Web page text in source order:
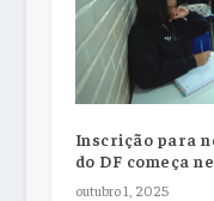
Inscrição para
do DF começa
outubro 1, 2025